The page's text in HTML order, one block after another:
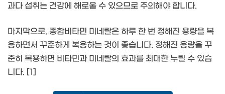
과다 섭취는 건강에 해로울 수 있으므로 주의해야 합니다.
마지막으로, 종합비타민 미네랄은 하루 한 번 정해진 용량을 복
용하면서 꾸준하게 복용하는 것이 좋습니다. 정해진 용량을 꾸
준히 복용하면 비타민과 미네랄의 효과를 최대한 누릴 수 있습
니다. [1]